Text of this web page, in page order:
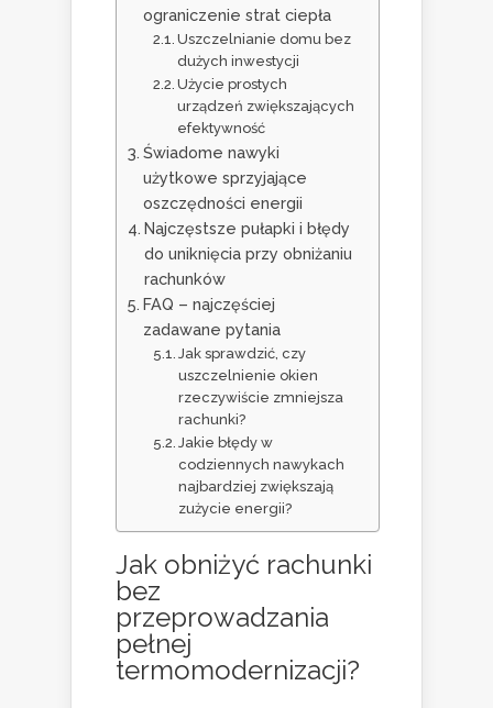
ograniczenie strat ciepła
Uszczelnianie domu bez
dużych inwestycji
Użycie prostych
urządzeń zwiększających
efektywność
Świadome nawyki
użytkowe sprzyjające
oszczędności energii
Najczęstsze pułapki i błędy
do uniknięcia przy obniżaniu
rachunków
FAQ – najczęściej
zadawane pytania
Jak sprawdzić, czy
uszczelnienie okien
rzeczywiście zmniejsza
rachunki?
Jakie błędy w
codziennych nawykach
najbardziej zwiększają
zużycie energii?
Jak obniżyć rachunki
bez
przeprowadzania
pełnej
termomodernizacji?